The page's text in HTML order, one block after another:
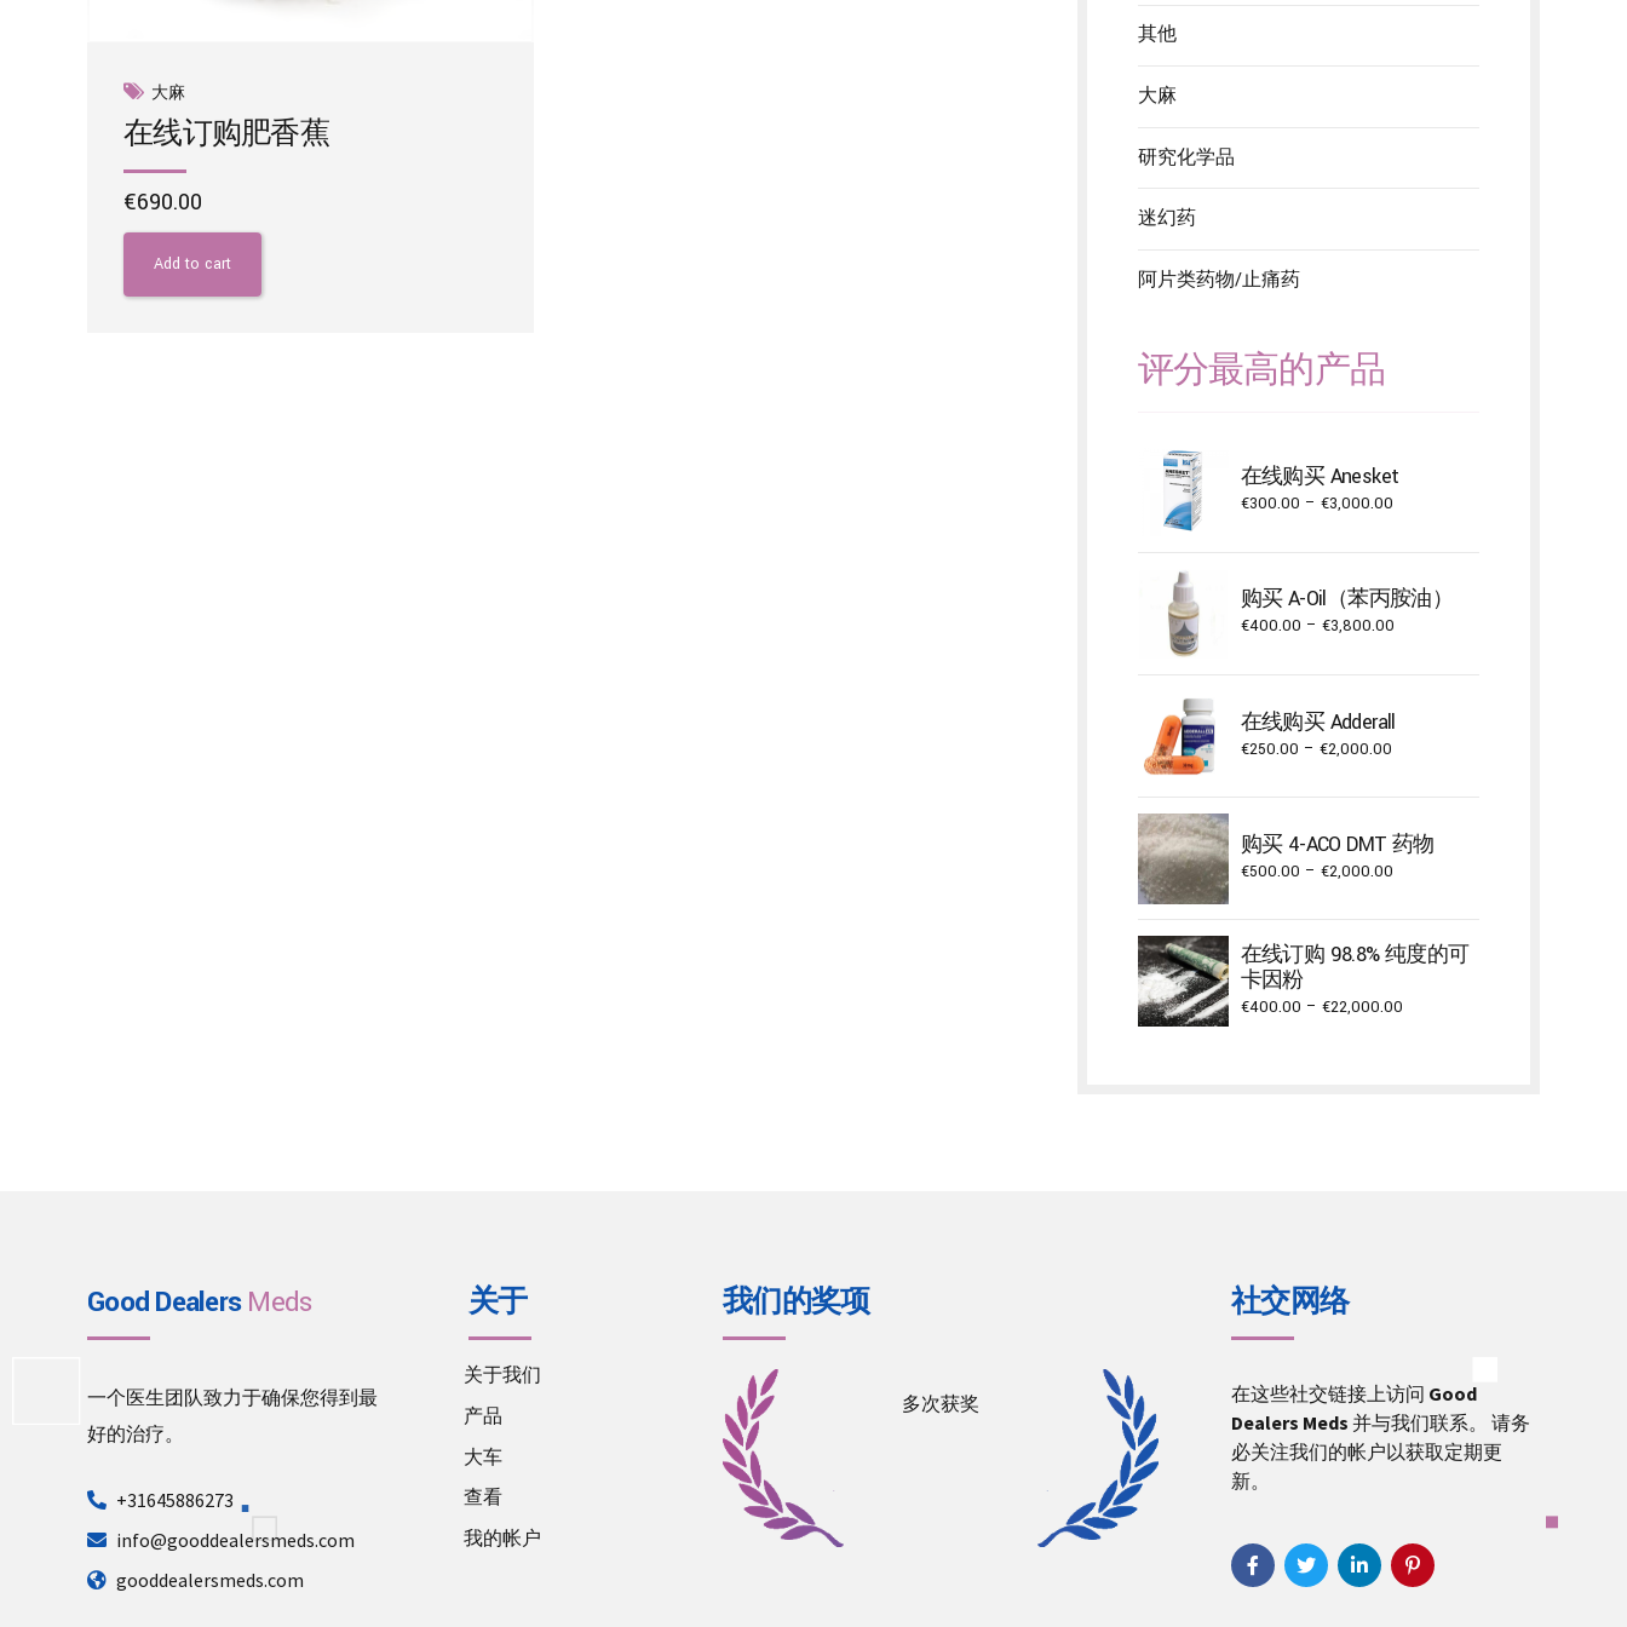
大麻
在线订购肥香蕉
€690.00
Add to cart
其他
大麻
研究化学品
迷幻药
阿片类药物/止痛药
评分最高的产品
在线购买 Anesket
€300.00 – €3,000.00Price
through
€3,000.00
购买 A-Oil（苯丙胺油）
€400.00 – €3,800.00Price
through
在线购买 Adderall
€250.00 – €2,000.00Price
through
€2,000.00
购买 4-ACO DMT 药物
€500.00 – €2,000.00Price
through
在线订购 98.8% 纯度的可
卡因粉
€400.00 – €22,000.00Price
Good DealersMeds
一个医生团队致力于确保您得到最
好的治疗。
+31645886273
info@gooddealersmeds.com
gooddealersmeds.com
关于
关于我们
产品
大车
查看
我的帐户
我们的奖项
多次获奖
社交网络
在这些社交链接上访问 Good
Dealers Meds 并与我们联系。 请务
必关注我们的帐户以获取定期更
新。